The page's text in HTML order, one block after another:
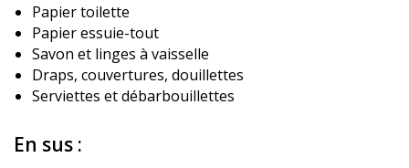
Papier toilette
Papier essuie-tout
Savon et linges à vaisselle
Draps, couvertures, douillettes
Serviettes et débarbouillettes
En sus :